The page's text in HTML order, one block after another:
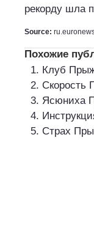
рекорду шла
Source:
Похожие
Клуб
Скорость
Ясюниха
Страх